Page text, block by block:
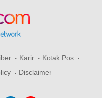
Karir
Kotak Pos
Disclaimer